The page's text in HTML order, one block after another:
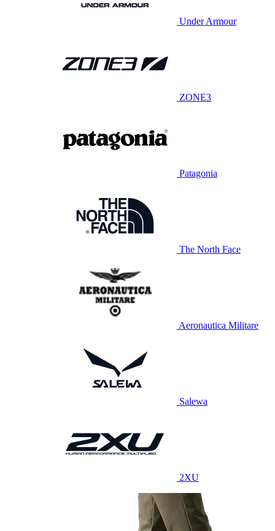
Under Armour
ZONE3
Patagonia
The North Face
Aeronautica Militare
Salewa
2XU